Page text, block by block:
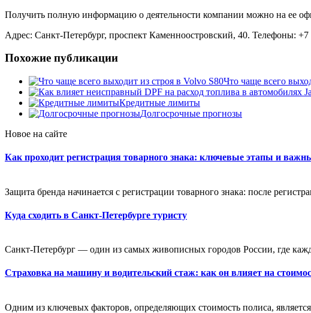
Получить полную информацию о деятельности компании можно на ее
Адрес: Санкт-Петербург, проспект Каменноостровский, 40. Телефоны:
Похожие публикации
Что чаще всего
Кредитные лимиты
Долгосрочные прогнозы
Новое на сайте
Как проходит регистрация товарного знака: ключевые этапы и
Защита бренда начинается с регистрации товарного знака: после
Куда сходить в Санкт-Петербурге туристу
Санкт-Петербург — один из самых живописных городов России, где
Страховка на машину и водительский стаж: как он влияет на
Одним из ключевых факторов, определяющих стоимость полиса,